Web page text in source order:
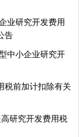
业研究开发费用
告
中小企业研究开
税前加计扣除有关
研究开发费用税